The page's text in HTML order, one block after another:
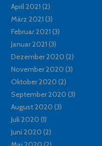
April 2021 (2)
März 2021 (3)
Februar 2021 (3)
Januar 2021 (3)
Dezember 2020 (2)
November 2020 (3)
Oktober 2020 (2)
September 2020 (3)
August 2020 (3)
Juli 2020 (1)
Juni 2020 (2)